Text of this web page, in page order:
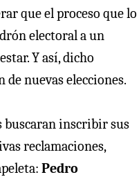
que el proceso que lo
electoral a un
Y así, dicho
nuevas elecciones.
buscaran inscribir sus
reclamaciones,
Pedro